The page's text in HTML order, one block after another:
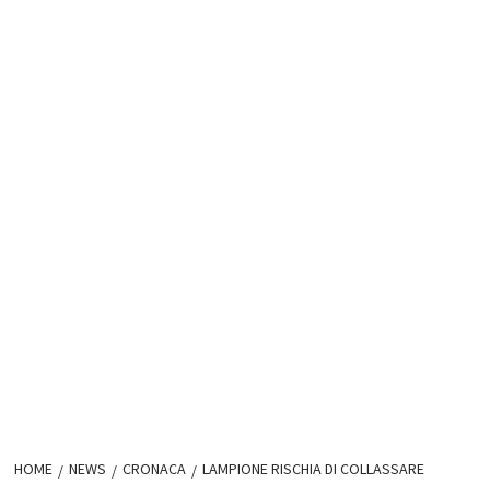
HOME NEWS CRONACA LAMPIONE RISCHIA DI COLLASSARE